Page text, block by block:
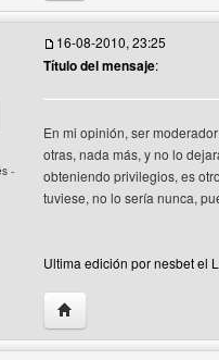
del usuario
-
16-08-2010, 23:25
Título del mensaje:
En mi opinión, ser
otras, nada más, y no lo
obteniendo privilegios, es
tuviese, no lo sería nunca,
Ultima edición por nesbet el
Visitar sitio web del